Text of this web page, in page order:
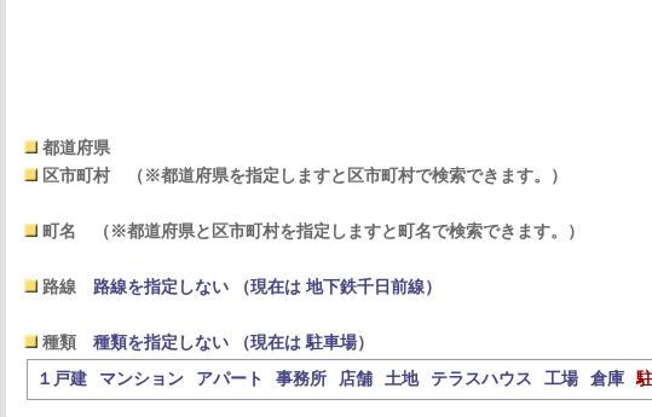
都道府県
区市町村
（※都道府県を指定しますと区市町村で検索できます。）
町名 （※都道府県と区市町村を指定しますと町名で検索できます。）
路線 路線を指定しない （現在は 地下鉄千日前線）
種類
種類を指定しない （現在は 駐車場）
１戸建
マンション アパート 事務所 店舗 土地 テラスハウス 工場 倉庫